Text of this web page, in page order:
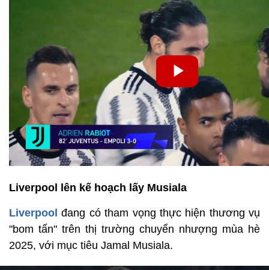
Liverpool lên kế hoạch lấy Musiala
Liverpool đang có tham vọng thực hiện thương vụ
"bom tấn" trên thị trường chuyển nhượng mùa hè
2025, với mục tiêu Jamal Musiala.